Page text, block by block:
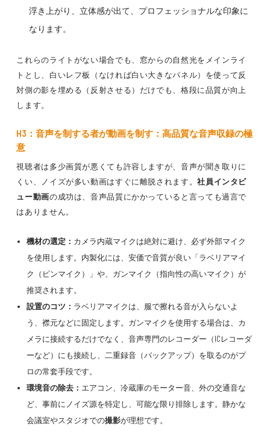
浮き上がり、立体感が出て、プロフェッショナルな印象に
なります。
これらのライトがない場合でも、窓からの自然光をメインライ
トとし、白いレフ板（なければ白い大きなパネル）を使って反
対側の影を埋める（反射させる）だけでも、格段に品質が向上
します。
H3：音声を制する者が動画を制す：高品質な音声収録の極
意
視聴者は多少画質が悪くても許容しますが、音声が聞き取りに
くい、ノイズが多い動画はすぐに離脱されます。社員インタビ
ュー動画の成功は、音声品質にかかっていると言っても過言で
はありません。
機材の選定： カメラ内蔵マイクは絶対に避け、必ず外部マイク
を使用します。内製化には、安価で音質が良い「ラベリアマイ
ク（ピンマイク）」や、ガンマイク（指向性の高いマイク）が
推奨されます。
設置のコツ： ラベリアマイクは、服で擦れる音が入らないよ
う、襟元などに固定します。ガンマイクを使用する場合は、カ
メラに接続するだけでなく、音声専門のレコーダー（ICレコーダ
ーなど）にも接続し、二重録音（バックアップ）を取るのがプ
ロの常套手段です。
環境音の除去： エアコン、冷蔵庫のモーター音、外の交通音な
ど、事前にノイズ源を特定し、可能な限り排除します。静かな
会議室やスタジオでの撮影が理想です。